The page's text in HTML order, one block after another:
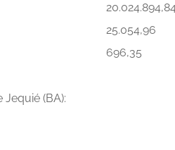
25.054,96
696,35
(BA):